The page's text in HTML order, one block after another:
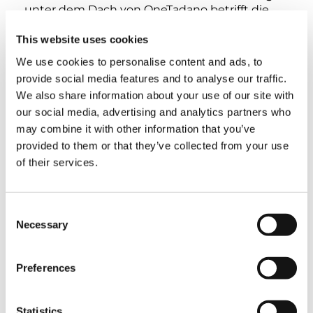
This website uses cookies
We use cookies to personalise content and ads, to
provide social media features and to analyse our traffic.
We also share information about your use of our site with
our social media, advertising and analytics partners who
may combine it with other information that you’ve
provided to them or that they’ve collected from your use
of their services.
Selection
Necessary
Preferences
unter dem Dach von OneTadano betrifft die
wir deren Unterwagen in Lauf und die
fertigen. Durch die Verteilung der
Hauptkomponenten auf diese beiden
Kompetenzzentren können wir
Doppelstrukturen in Fertigung, Prüffeld und
Auslieferung reduzieren. Diesen Prozess
bezeichnen wir als OneProduction, der
letztendlich zu einer Reduzierung der
Durchlaufzeiten und damit zu kürzeren
”Wir haben eine beispiellose Innovations-
Frage: Womit wir dann beim nächsten